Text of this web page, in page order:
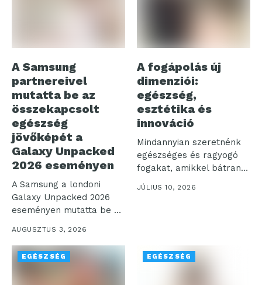
A Samsung
partnereivel
mutatta be az
összekapcsolt
egészség
jövőképét a
Galaxy Unpacked
2026 eseményen
A Samsung a londoni
Galaxy Unpacked 2026
eseményen mutatta be a
AUGUSZTUS 3, 2026
A fogápolás új
dimenziói:
egészség,
esztétika és
innováció
Mindannyian szeretnénk
egészséges és ragyogó
fogakat, amikkel bátran
mosolyoghatunk a világra.
JÚLIUS 10, 2026
EGÉSZSÉG EGÉSZSÉG